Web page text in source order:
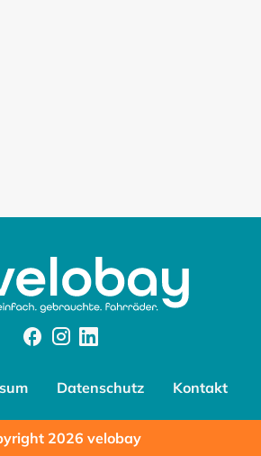
FacebookInstagram
Datenschutz Kontakt
2026 velobay